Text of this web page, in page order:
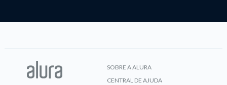
SOBRE A ALURA
CENTRAL DE AJUDA